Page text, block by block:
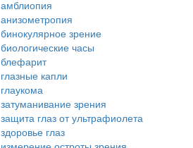
амблиопия
анизометропия
бинокулярное зрение
биологические часы
блефарит
глазные капли
глаукома
затуманивание зрения
защита глаз от ультрафиолета
здоровье глаз